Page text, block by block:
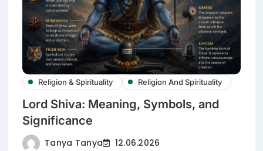
Religion & Spirituality Religion And Spirituality
Lord Shiva: Meaning, Symbols, and
Significance
Tanya Tanya 12.06.2026